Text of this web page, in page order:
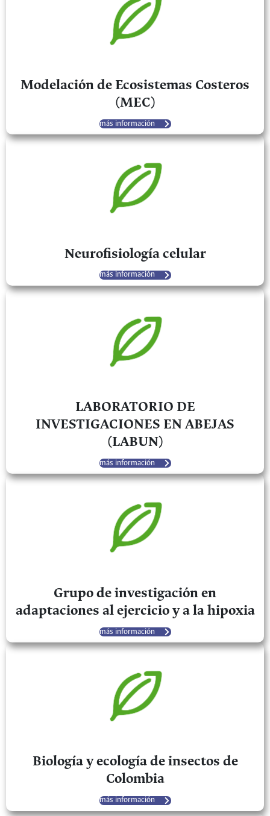
Modelación de Ecosistemas Costeros
(MEC)
más información
Neurofisiología celular
más información
LABORATORIO DE
INVESTIGACIONES EN ABEJAS
(LABUN)
más información
Grupo de investigación en
adaptaciones al ejercicio y a la hipoxia
más información
Biología y ecología de insectos de
Colombia
más información